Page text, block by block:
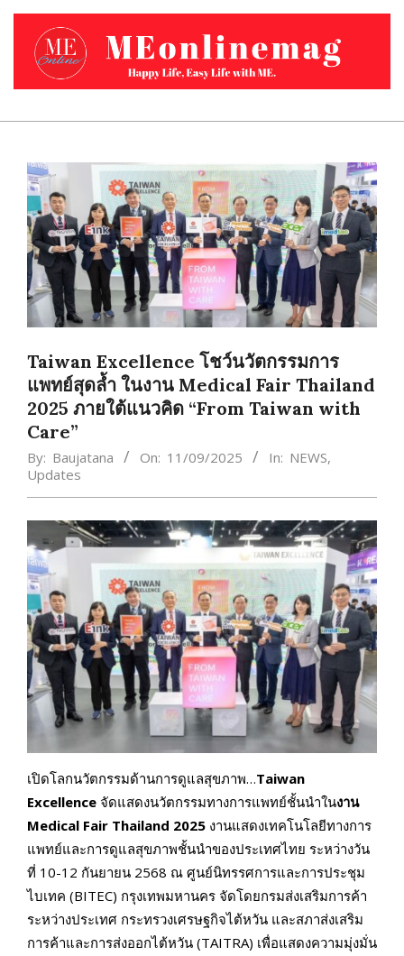
Skip
content
Primary
Menu
Taiwan Excellence โชว์นวัตกรรมการ
แพทย์สุดล้ำ ในงาน Medical Fair Thailand
2025 ภายใต้แนวคิด “From Taiwan with
Care”
By: Baujatana On: 11/09/2025 In: NEWS,
Updates
เปิดโลกนวัตกรรมด้านการดูแลสุขภาพ…Taiwan
Excellence จัดแสดงนวัตกรรมทางการแพทย์ชั้นนำในงาน
Medical Fair Thailand 2025 งานแสดงเทคโนโลยีทางการ
แพทย์และการดูแลสุขภาพชั้นนำของประเทศไทย ระหว่างวัน
ที่ 10-12 กันยายน 2568 ณ ศูนย์นิทรรศการและการประชุม
ไบเทค (BITEC) กรุงเทพมหานคร จัดโดยกรมส่งเสริมการค้า
ระหว่างประเทศ กระทรวงเศรษฐกิจไต้หวัน และสภาส่งเสริม
การค้าและการส่งออกไต้หวัน (TAITRA) เพื่อแสดงความมุ่งมั่น